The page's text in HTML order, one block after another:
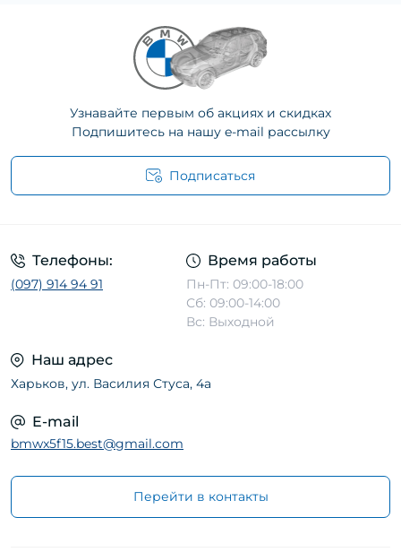
Узнавайте первым об акциях и скидках
Подпишитесь на нашу e-mail рассылку
Подписаться
Телефоны:
(097) 914 94 91
Время работы
Пн-Пт: 09:00-18:00
Сб: 09:00-14:00
Вс: Выходной
Наш адрес
Харьков, ул. Василия Стуса, 4а
E-mail
bmwx5f15.best@gmail.com
Перейти в контакты